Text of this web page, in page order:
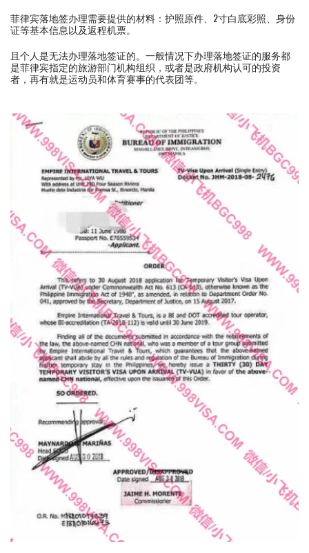
菲律宾落地签办理需要提供的材料：护照原件、2寸白底彩照、身份
证等基本信息以及返程机票。
且个人是无法办理落地签证的。一般情况下办理落地签证的服务都
是菲律宾指定的旅游部门机构组织，或者是政府机构认可的投资
者，再有就是运动员和体育赛事的代表团等。